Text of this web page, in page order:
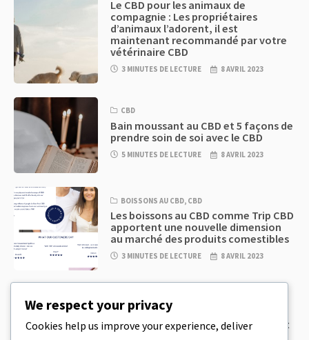
Le CBD pour les animaux de
compagnie : Les propriétaires
d’animaux l’adorent, il est
maintenant recommandé par votre
vétérinaire CBD
3 MINUTES DE LECTURE 8 AVRIL 2023
CBD
Bain moussant au CBD et 5 façons de
prendre soin de soi avec le CBD
5 MINUTES DE LECTURE 8 AVRIL 2023
BOISSONS AU CBD, CBD
Les boissons au CBD comme Trip CBD
apportent une nouvelle dimension
au marché des produits comestibles
3 MINUTES DE LECTURE 8 AVRIL 2023
Pâte à biscuits au CBD et produits
comestibles au CBD incroyablement
simples à préparer à la maison
We respect your privacy
Cookies help us improve your experience, deliver